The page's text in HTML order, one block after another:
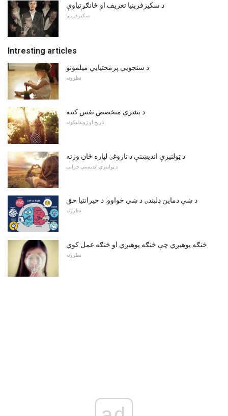
د سکیزفرینیا تعریف او ځانګړتیاوې
سکیزفرینیا
Intresting articles
د سنجویي پرمختیایي میلمونو
نظرونه
د بشری متخصص نفس کتنه
تاریخ او ژوندلیکونه
د ټولنیزې اندیښنې د ناروغۍ لپاره ځان وژنه
د ټولنیزې اندیښنې خرابی
د ښې دماین ډلبندۍ د ښي خواوو: د حیرانتیا حق
نظرونه
څنګه پوهیږي چې څنګه پوهیږي او څنګه عمل کوي
نظرونه